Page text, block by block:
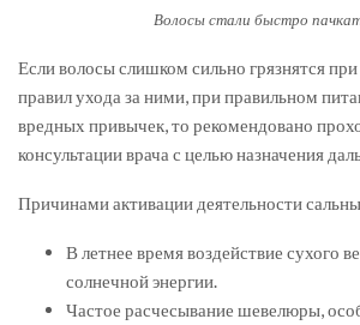
Волосы стали быстро
Если волосы слишком сильно грязнятся
правил ухода за ними, при правильном
вредных привычек, то рекомендовано
консультации врача с целью назначения
Причинами активации деятельности
В летнее время воздействие сухого
солнечной энергии.
Частое расчесывание шевелюры,